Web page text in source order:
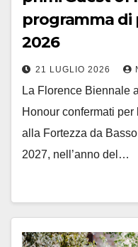
programma
2026
21 LUGLIO 2026
La Florence Biennale
Honour confermati
alla Fortezza da
2027, nell’anno del…